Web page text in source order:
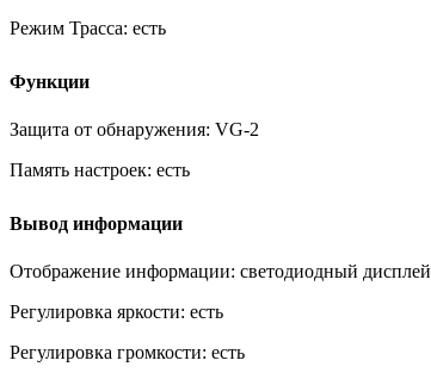
Режим Трасса: есть
Функции
Защита от обнаружения: VG-2
Память настроек: есть
Вывод информации
Отображение информации: светодиодный дисплей
Регулировка яркости: есть
Регулировка громкости: есть